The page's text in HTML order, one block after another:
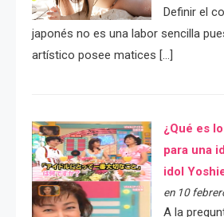
Definir el
japonés no es una labor sencilla
artístico posee matices […]
¿Qué es
para una
idol
en 10
A la